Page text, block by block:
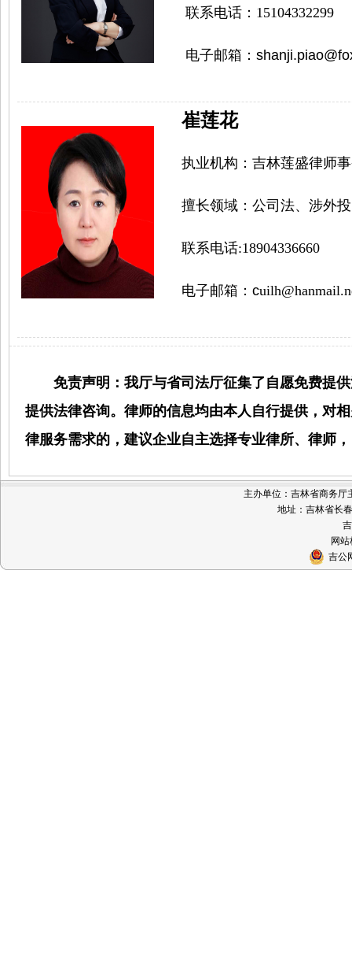
联系电话： 15104332299
电子邮箱：
崔莲花
执业机构： 吉林莲盛律师
擅长领域： 公司法、涉外
联系电话:18904336660
电子邮箱： c
免责声明：我厅与省司法厅征集了自愿免费提供
提供法律咨询。律师的信息均由本人自行提供，对
律服务需求的，建议企业自主选择专业律所、律师
主办单位：吉林省商务
地址：吉林省长
网
吉公